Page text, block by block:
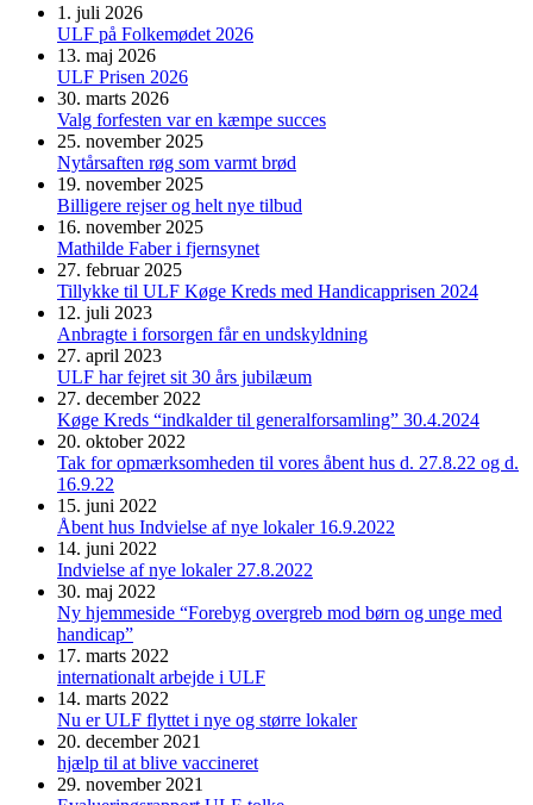
1. juli 2026
ULF på Folkemødet 2026
13. maj 2026
ULF Prisen 2026
30. marts 2026
Valg forfesten var en kæmpe succes
25. november 2025
Nytårsaften røg som varmt brød
19. november 2025
Billigere rejser og helt nye tilbud
16. november 2025
Mathilde Faber i fjernsynet
27. februar 2025
Tillykke til ULF Køge Kreds med Handicapprisen 2024
12. juli 2023
Anbragte i forsorgen får en undskyldning
27. april 2023
ULF har fejret sit 30 års jubilæum
27. december 2022
Køge Kreds “indkalder til generalforsamling” 30.4.2024
20. oktober 2022
Tak for opmærksomheden til vores åbent hus d. 27.8.22 og d.
16.9.22
15. juni 2022
Åbent hus Indvielse af nye lokaler 16.9.2022
14. juni 2022
Indvielse af nye lokaler 27.8.2022
30. maj 2022
Ny hjemmeside “Forebyg overgreb mod børn og unge med
handicap”
17. marts 2022
internationalt arbejde i ULF
14. marts 2022
Nu er ULF flyttet i nye og større lokaler
20. december 2021
hjælp til at blive vaccineret
29. november 2021